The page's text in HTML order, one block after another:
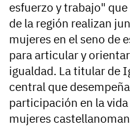
esfuerzo y trabajo"
de la región realizan
mujeres en el seno de
para articular y
igualdad. La titular de
central que
participación en la
mujeres